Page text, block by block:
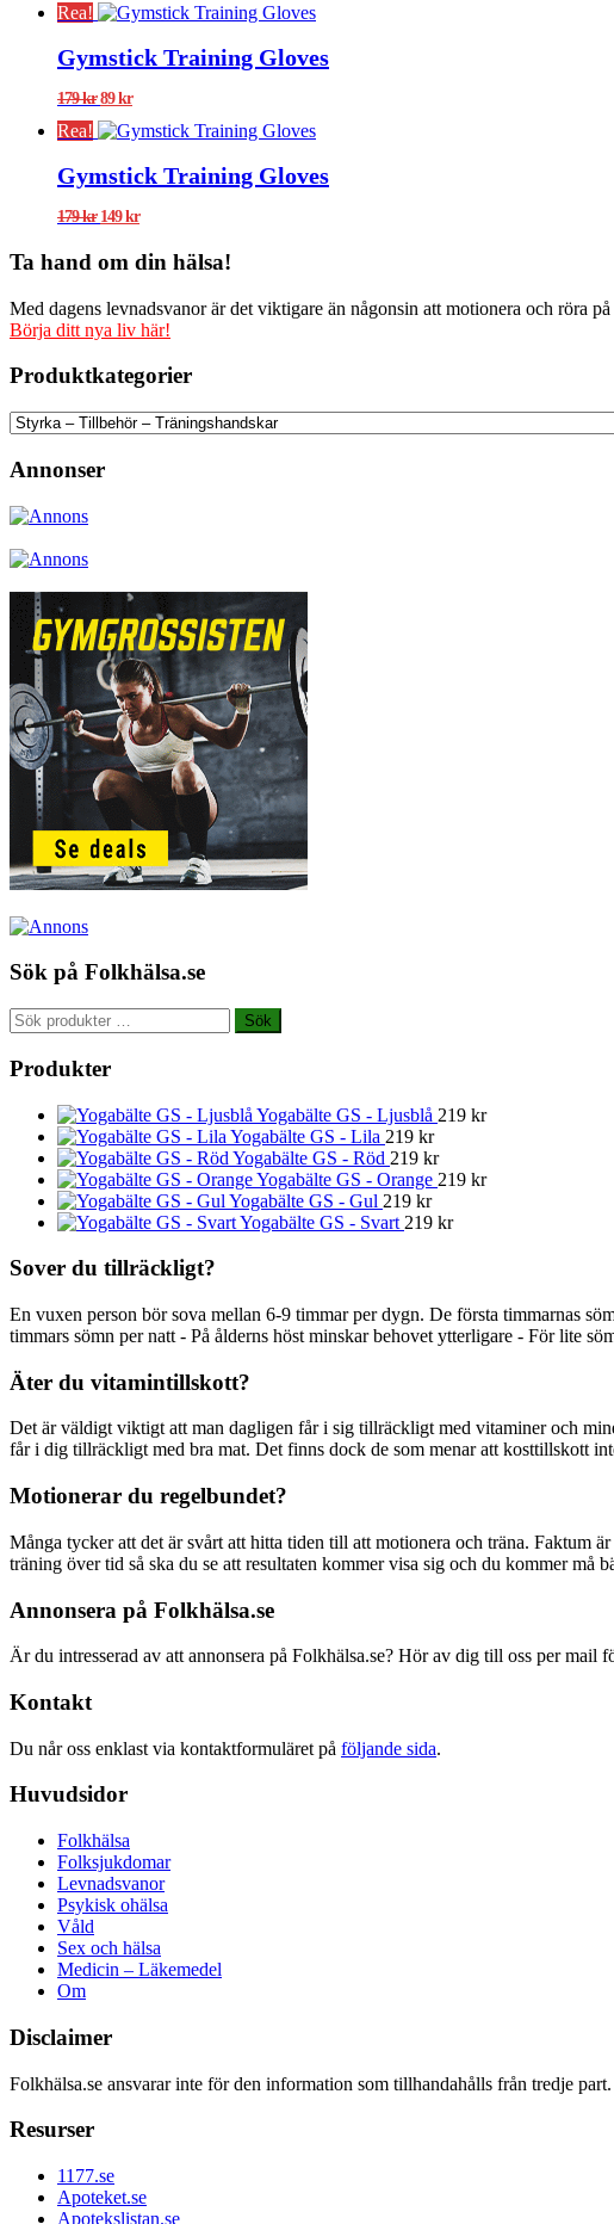
priset
240 kr.
priset
190 kr.
Rea!
Gymstick Training Gloves
179kr Det
ursprungliga
priset
179 kr.
89krDet
priset
89 kr.
Rea!
Gymstick Training Gloves
179kr Det
var:
149krDet
priset
är:
Ta hand om din hälsa!
Med dagens levnadsvanor är det viktigare än någonsin att motionera och röra
Börja ditt nya liv här!
Produktkategorier
Annonser
Sök på Folkhälsa.se
Sök
efter:
Sök
Produkter
Yogabälte GS - Ljusblå 219 kr
Yogabälte GS - Lila 219 kr
Yogabälte GS - Röd 219 kr
Yogabälte GS - Orange 219 kr
Yogabälte GS - Gul 219 kr
Yogabälte GS - Svart 219 kr
Sover du tillräckligt?
En vuxen person bör sova mellan 6-9 timmar per dygn. De första timmarnas
timmars sömn per natt - På ålderns höst minskar behovet ytterligare - För lite
Äter du vitamintillskott?
Det är väldigt viktigt att man dagligen får i sig tillräckligt med vitaminer och
får i dig tillräckligt med bra mat. Det finns dock de som menar att kosttillskott
Motionerar du regelbundet?
Många tycker att det är svårt att hitta tiden till att motionera och träna. Faktum
träning över tid så ska du se att resultaten kommer visa sig och du kommer må
Annonsera på Folkhälsa.se
Är du intresserad av att annonsera på Folkhälsa.se? Hör av dig till oss per mail
Kontakt
Du når oss enklast via kontaktformuläret på följande sida.
Huvudsidor
Folkhälsa
Folksjukdomar
Levnadsvanor
Psykisk ohälsa
Våld
Sex och hälsa
Medicin – Läkemedel
Om
Disclaimer
Folkhälsa.se ansvarar inte för den information som tillhandahålls från tredje
Resurser
1177.se
Apoteket.se
Apotekslistan.se